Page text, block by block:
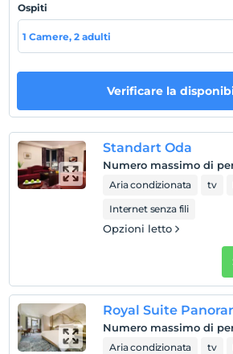
kendinizi evinizde gibi hissedersiniz.
Posizione
Suudi Arabistan Mekke'de hizmet
mappa
Regole dell'hotel
En erken saat 14:00 ve sonrası
animale domestico
Animali non ammessi
fumare
Ospiti
1 Camere, 2 adulti
Verificare la
Standart Oda
Numero massimo di
Aria condizionata tv
Internet senza fili
Opzioni letto
Numero massimo di
Aria condizionata tv